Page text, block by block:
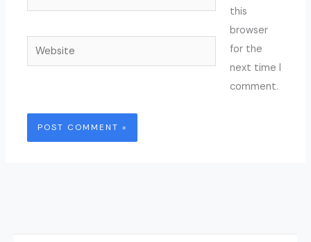
Website
this
browser
for the
next time I
comment.